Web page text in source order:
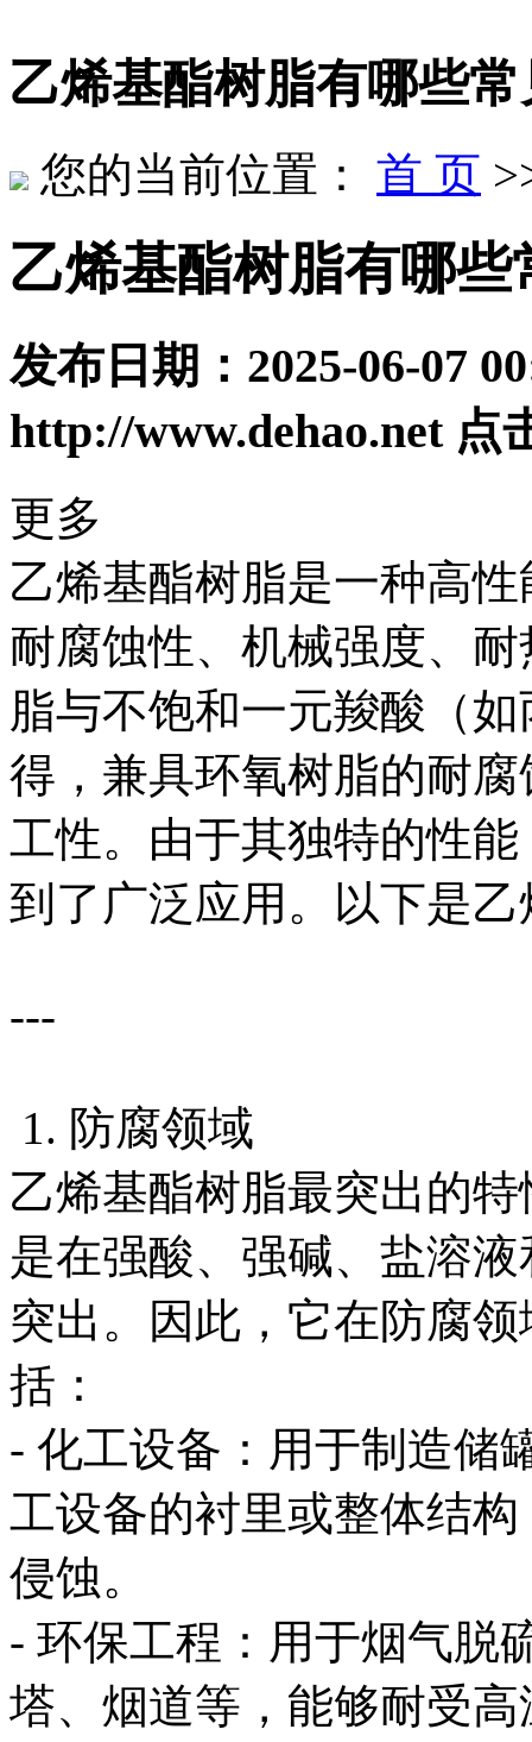
乙烯基酯树脂有哪些
您的当前位置： 首 页
乙烯基酯树脂有哪
发布日期： 2025-06-07
http://www.dehao.net点
更多
乙烯基酯树脂是一种高
耐腐蚀性、机械强度、
脂与不饱和一元羧酸（
得，兼具环氧树脂的耐
工性。由于其独特的性
到了广泛应用。以下是
---
1. 防腐领域
乙烯基酯树脂最突出的
是在强酸、强碱、盐溶
突出。因此，它在防腐
括：
- 化工设备：用于制造储
工设备的衬里或整体结
侵蚀。
- 环保工程：用于烟气脱
塔、烟道等，能够耐受